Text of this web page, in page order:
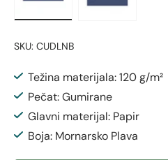
SKU: CUDLNB
Težina materijala: 120 g/m²
Pečat: Gumirane
Glavni materijal: Papir
Boja: Mornarsko Plava